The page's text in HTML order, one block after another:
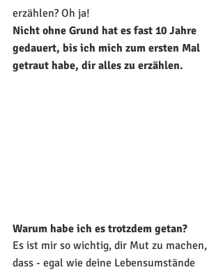
erzählen? Oh ja!
Nicht ohne Grund hat es fast 10 Jahre
gedauert, bis ich mich zum ersten Mal
getraut habe, dir alles zu erzählen.
Warum habe ich es trotzdem getan?
Es ist mir so wichtig, dir Mut zu machen,
dass - egal wie deine Lebensumstände